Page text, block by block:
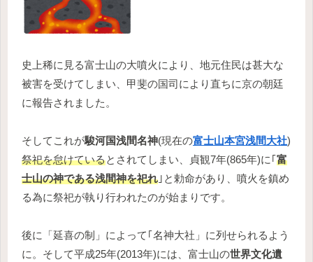
史上稀に見る富士山の大噴火により、地元住民は甚大な
被害を受けてしまい、甲斐の国司により直ちに京の朝廷
に報告されました。
そしてこれが駿河国浅間名神(現在の富士山本宮浅間大社)
祭祀を怠けているとされてしまい、貞観7年(865年)に｢ 富
士山の神である浅間神を祀れ ｣と勅命があり、噴火を鎮め
る為に祭祀が執り行われたのが始まりです。
後に「延喜の制」によって｢名神大社」に列せられるよう
に。そして平成25年(2013年)には、富士山の世界文化遺